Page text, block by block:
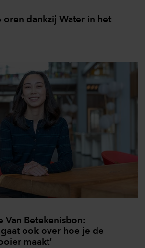
oren dankzij Water in het
Van Betekenisbon:
ook over hoe je de
maakt’